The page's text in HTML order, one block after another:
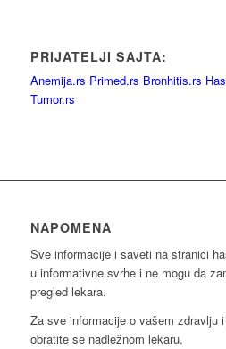
PRIJATELJI SAJTA:
Anemija.rs Primed.rs Bronhitis.rs
Tumor.rs
NAPOMENA
Sve informacije i saveti na stranici
u informativne svrhe i ne mogu da
pregled lekara.
Za sve informacije o vašem zdravlju
obratite se nadležnom lekaru.